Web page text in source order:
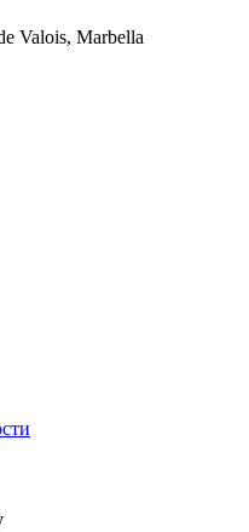
Valois, Marbella